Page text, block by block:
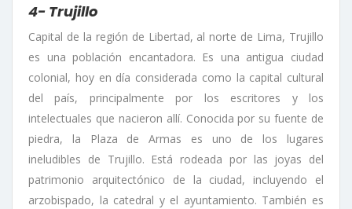
4- Trujillo
Capital de la región de Libertad, al norte de Lima, Trujillo
es una población encantadora. Es una antigua ciudad
colonial, hoy en día considerada como la capital cultural
del país, principalmente por los escritores y los
intelectuales que nacieron allí. Conocida por su fuente de
piedra, la Plaza de Armas es uno de los lugares
ineludibles de Trujillo. Está rodeada por las joyas del
patrimonio arquitectónico de la ciudad, incluyendo el
arzobispado, la catedral y el ayuntamiento. También es